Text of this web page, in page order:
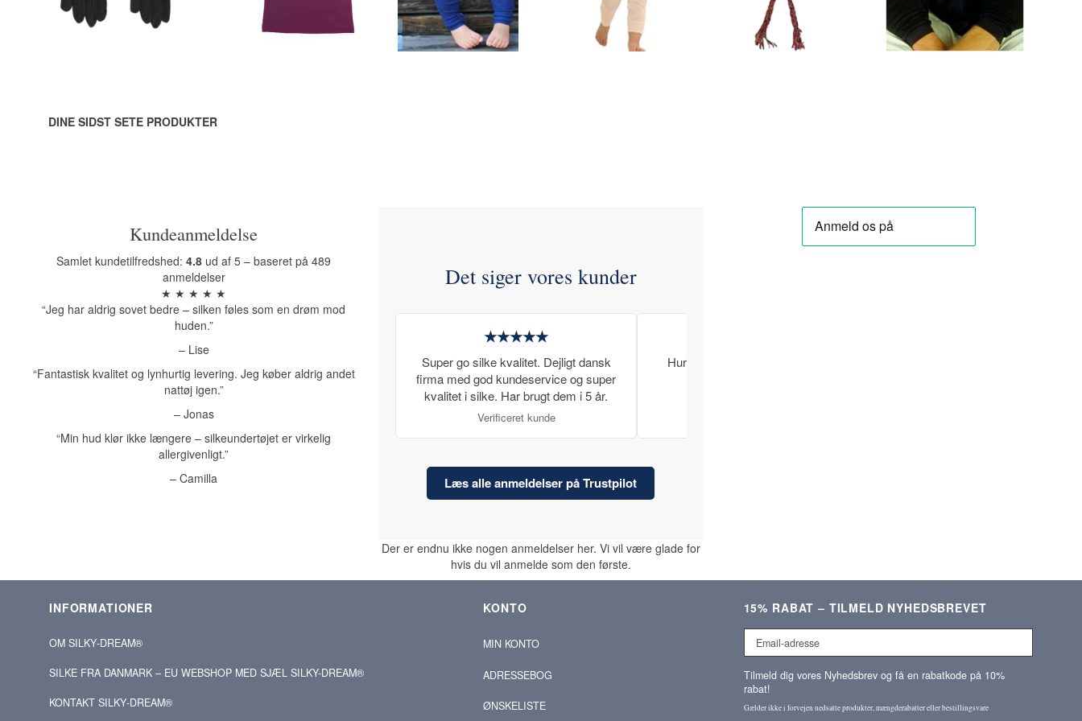
Se produktet
Se produktet Se produktet Se produktet
LÆG I KURV LÆG I KURV
DINE SIDST SETE PRODUKTER
Kundeanmeldelse
Samlet kundetilfredshed:4.8 ud af 5 – baseret på 489
anmeldelser
★ ★ ★ ★ ★
“Jeg har aldrig sovet bedre – silken føles som en drøm mod
huden.”
– Lise
“Fantastisk kvalitet og lynhurtig levering. Jeg køber aldrig andet
nattøj igen.”
– Jonas
“Min hud klør ikke længere – silkeundertøjet er virkelig
allergivenligt.”
– Camilla
Det siger vores kunder
★★★★★
Super go silke kvalitet. Dejligt dansk
firma med god kundeservice og super
kvalitet i silke. Har brugt dem i 5 år.
Verificeret kunde
Hurtig levering og lækre produkter.
Læs alle anmeldelser på Trustpilot
Der er endnu ikke nogen anmeldelser her. Vi vil være glade for
hvis du vil anmelde som den første.
INFORMATIONER
OM SILKY‑DREAM®
SILKE FRA DANMARK – EU WEBSHOP MED SJÆL SILKY-DREAM®
KONTAKT SILKY‑DREAM®
KONTO
MIN KONTO
ADRESSEBOG
ØNSKELISTE
15% RABAT – TILMELD NYHEDSBREVET
adresse
Tilmeld dig vores Nyhedsbrev og få en rabatkode på 10%
rabat!
Gælder ikke i forvejen nedsatte produkter, mængderabatter eller bestillingsvare